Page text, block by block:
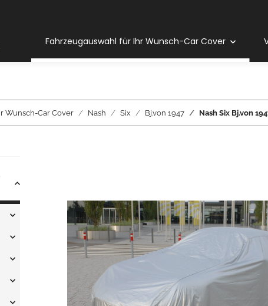
Fahrzeugauswahl für Ihr Wunsch-Car Cover
Wunsch-Car Cover Nash Six Bj.von 1947 Nash Six Bj.von